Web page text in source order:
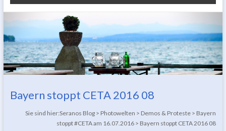
Bayern stoppt CETA 2016 08
Sie sind hier:Seranos Blog > Photowelten > Demos & Proteste > Bayern
stoppt #CETA am 16.07.2016 > Bayern stoppt CETA 2016 08